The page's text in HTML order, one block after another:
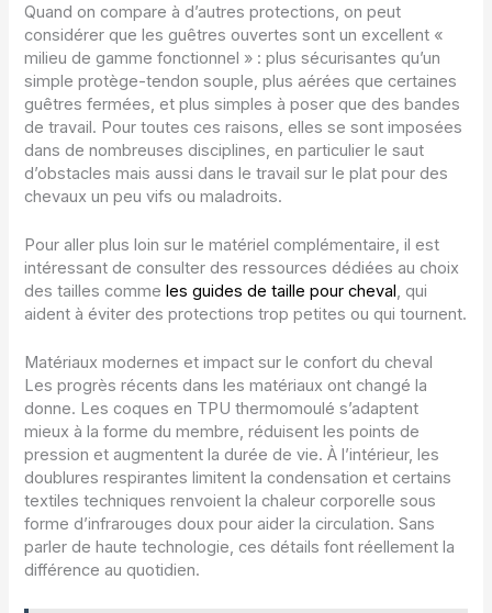
Quand on compare à d’autres protections, on peut
considérer que les guêtres ouvertes sont un excellent «
milieu de gamme fonctionnel » : plus sécurisantes qu’un
simple protège-tendon souple, plus aérées que certaines
guêtres fermées, et plus simples à poser que des bandes
de travail. Pour toutes ces raisons, elles se sont imposées
dans de nombreuses disciplines, en particulier le saut
d’obstacles mais aussi dans le travail sur le plat pour des
chevaux un peu vifs ou maladroits.
Pour aller plus loin sur le matériel complémentaire, il est
intéressant de consulter des ressources dédiées au choix
des tailles commeles guides de taille pour cheval, qui
aident à éviter des protections trop petites ou qui tournent.
Matériaux modernes et impact sur le confort du cheval
Les progrès récents dans les matériaux ont changé la
donne. Les coques en TPU thermomoulé s’adaptent
mieux à la forme du membre, réduisent les points de
pression et augmentent la durée de vie. À l’intérieur, les
doublures respirantes limitent la condensation et certains
textiles techniques renvoient la chaleur corporelle sous
forme d’infrarouges doux pour aider la circulation. Sans
parler de haute technologie, ces détails font réellement la
différence au quotidien.